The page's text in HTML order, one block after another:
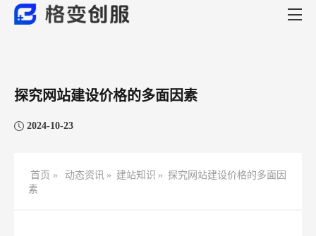
探究网站建设价格的多面因素
2024-10-23
首页 » 动态资讯 » 建站知识 » 探究网站建设价格的多面因
素